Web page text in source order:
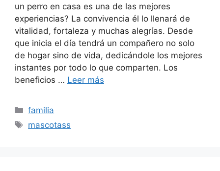
un perro en casa es una de las mejores
experiencias? La convivencia él lo llenará de
vitalidad, fortaleza y muchas alegrías. Desde
que inicia el día tendrá un compañero no solo
de hogar sino de vida, dedicándole los mejores
instantes por todo lo que comparten. Los
beneficios … Leer más
Categorías
familia
Etiquetas
mascotass